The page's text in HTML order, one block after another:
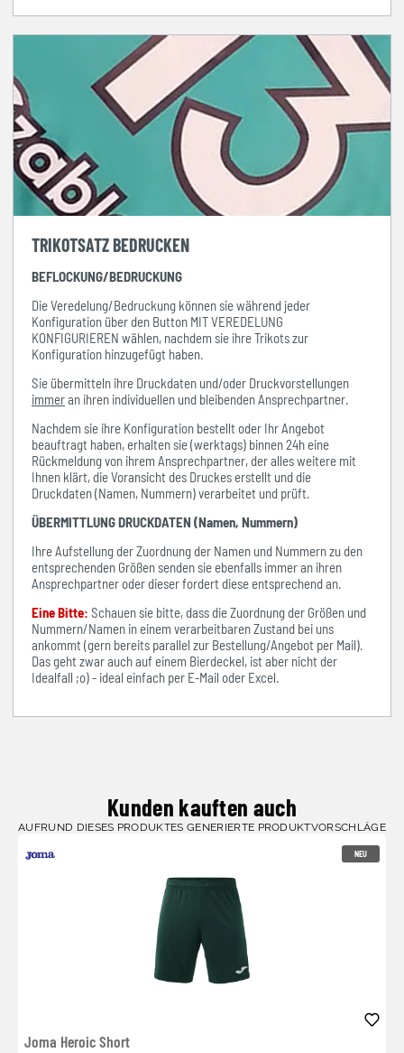
TRIKOTSATZ BEDRUCKEN
BEFLOCKUNG/BEDRUCKUNG
Die Veredelung/Bedruckung können sie während jeder
Konfiguration über den Button MIT VEREDELUNG
KONFIGURIEREN wählen, nachdem sie ihre Trikots zur
Konfiguration hinzugefügt haben.
Sie übermitteln ihre Druckdaten und/oder Druckvorstellungen
immeran ihren individuellen und bleibenden Ansprechpartner.
Nachdem sie ihre Konfiguration bestellt oder Ihr Angebot
beauftragt haben, erhalten sie (werktags) binnen 24h eine
Rückmeldung von ihrem Ansprechpartner, der alles weitere mit
Ihnen klärt, die Voransicht des Druckes erstellt und die
Druckdaten (Namen, Nummern) verarbeitet und prüft.
ÜBERMITTLUNG DRUCKDATEN (Namen, Nummern)
Ihre Aufstellung der Zuordnung der Namen und Nummern zu den
entsprechenden Größen senden sie ebenfalls immer an ihren
Ansprechpartner oder dieser fordert diese entsprechend an.
Eine Bitte: Schauen sie bitte, dass die Zuordnung der Größen und
Nummern/Namen in einem verarbeitbaren Zustand bei uns
ankommt (gern bereits parallel zur Bestellung/Angebot per Mail).
Das geht zwar auch auf einem Bierdeckel, ist aber nicht der
Idealfall ;o) - ideal einfach per E-Mail oder Excel.
Kunden kauften auch
AUFRUND DIESES PRODUKTES GENERIERTE PRODUKTVORSCHLÄGE
NEU
Joma Heroic Short